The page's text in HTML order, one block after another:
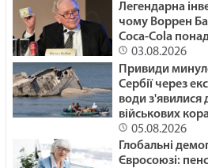
29.01.2025
ЖИТТЯ ЯК
29.01.2025
КОЛЯДА ДЛЯ ЗСУ /
29.01.2025
Легендарна
чому Воррен
Coca-Cola
03.08.2026
Привиди
Сербії через
води з'явилися
військових
05.08.2026
Глобальні
Євросоюзі: